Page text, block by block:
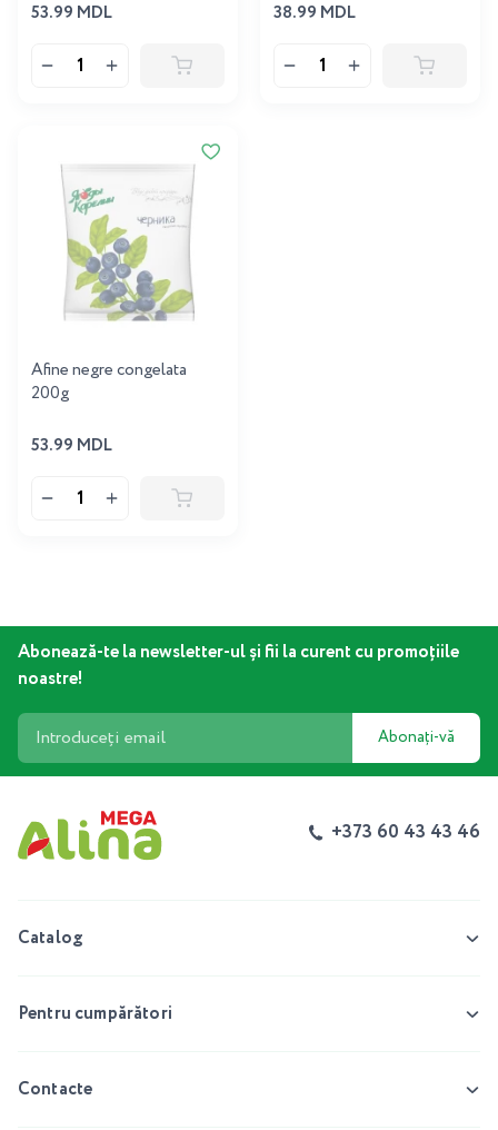
53.99 MDL 38.99 MDL
Afine negre congelata
200g
53.99 MDL
Abonează-te la newsletter-ul și fii la curent cu promoțiile
noastre!
Abonați-vă
+373 60 43 43 46
Catalog
Pentru cumpărători
Contacte